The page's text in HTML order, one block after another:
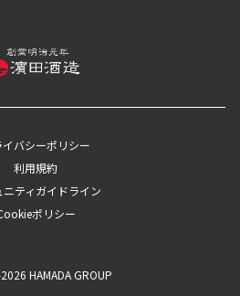
イバシーポリシー
利用規約
ニティガイドライン
ポリシー
HAMADA GROUP